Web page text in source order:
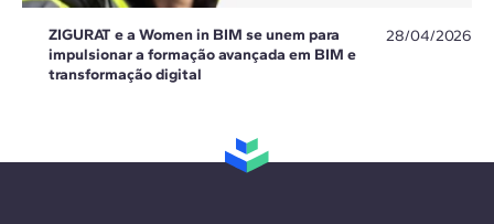
ZIGURAT e a Women in BIM se unem para
impulsionar a formação avançada em BIM e
transformação digital
28/04/2026